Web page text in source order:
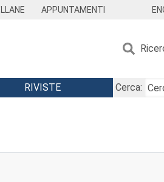
APPUNTAMENTI
RIVISTE
Cerca: